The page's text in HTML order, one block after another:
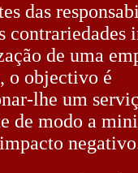
das
contrariedades
de uma
o objectivo é
lhe um
de modo a